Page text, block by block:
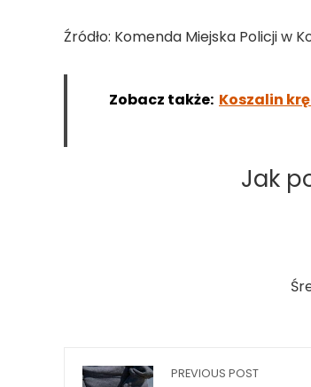
Źródło: Komenda Miejska Policji w
Zobacz także: Koszalin
Jak
PREVIOUS POST